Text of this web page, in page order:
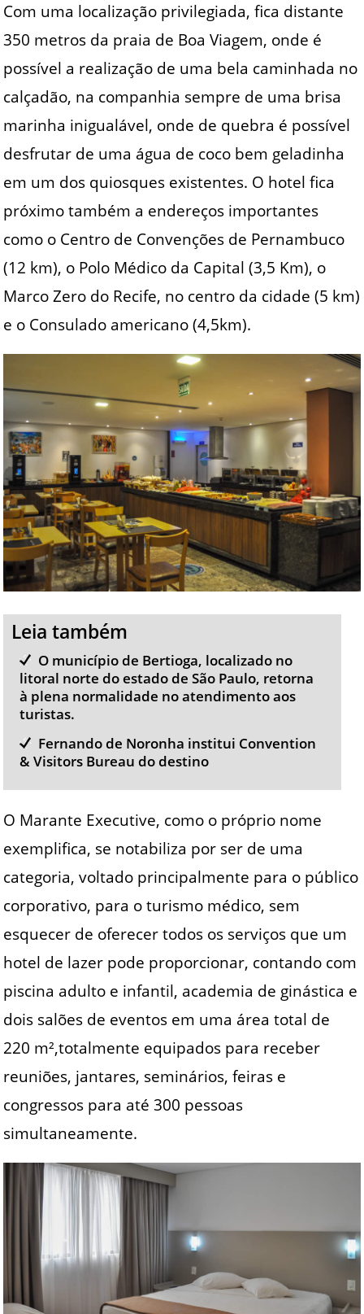
Com uma localização privilegiada, fica distante
350 metros da praia de Boa Viagem, onde é
possível a realização de uma bela caminhada no
calçadão, na companhia sempre de uma brisa
marinha inigualável, onde de quebra é possível
desfrutar de uma água de coco bem geladinha
em um dos quiosques existentes. O hotel fica
próximo também a endereços importantes
como o Centro de Convenções de Pernambuco
(12 km), o Polo Médico da Capital (3,5 Km), o
Marco Zero do Recife, no centro da cidade (5 km)
e o Consulado americano (4,5km).
Leia também
O município de Bertioga, localizado no
litoral norte do estado de São Paulo, retorna
à plena normalidade no atendimento aos
turistas.
Fernando de Noronha institui Convention
& Visitors Bureau do destino
O Marante Executive, como o próprio nome
exemplifica, se notabiliza por ser de uma
categoria, voltado principalmente para o público
corporativo, para o turismo médico, sem
esquecer de oferecer todos os serviços que um
hotel de lazer pode proporcionar, contando com
piscina adulto e infantil, academia de ginástica e
dois salões de eventos em uma área total de
220 m²,totalmente equipados para receber
reuniões, jantares, seminários, feiras e
congressos para até 300 pessoas
simultaneamente.